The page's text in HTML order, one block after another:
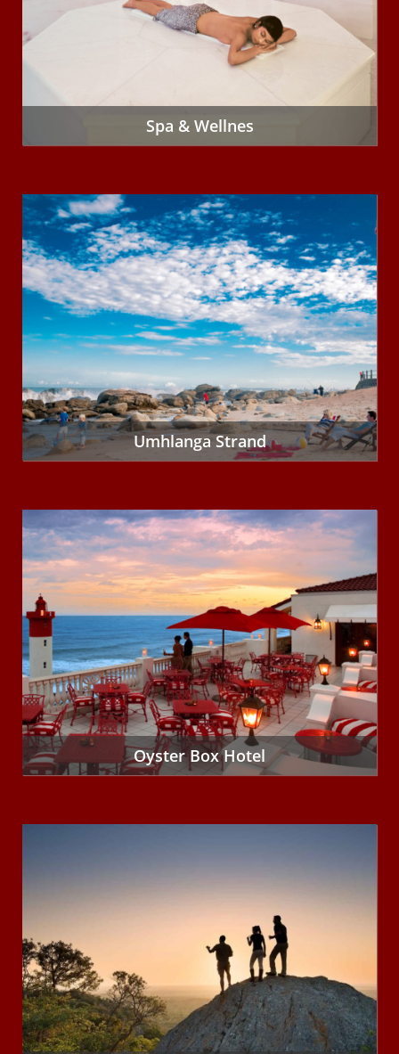
Spa & Wellnes
Umhlanga Strand
Oyster Box Hotel